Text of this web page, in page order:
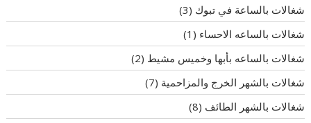
شغالات بالساعة في تبوك (3)
شغالات بالساعه الاحساء (1)
شغالات بالساعه بأبها وخميس مشيط (2)
شغالات بالشهر الخرج والمزاحمية (7)
شغالات بالشهر الطائف (8)